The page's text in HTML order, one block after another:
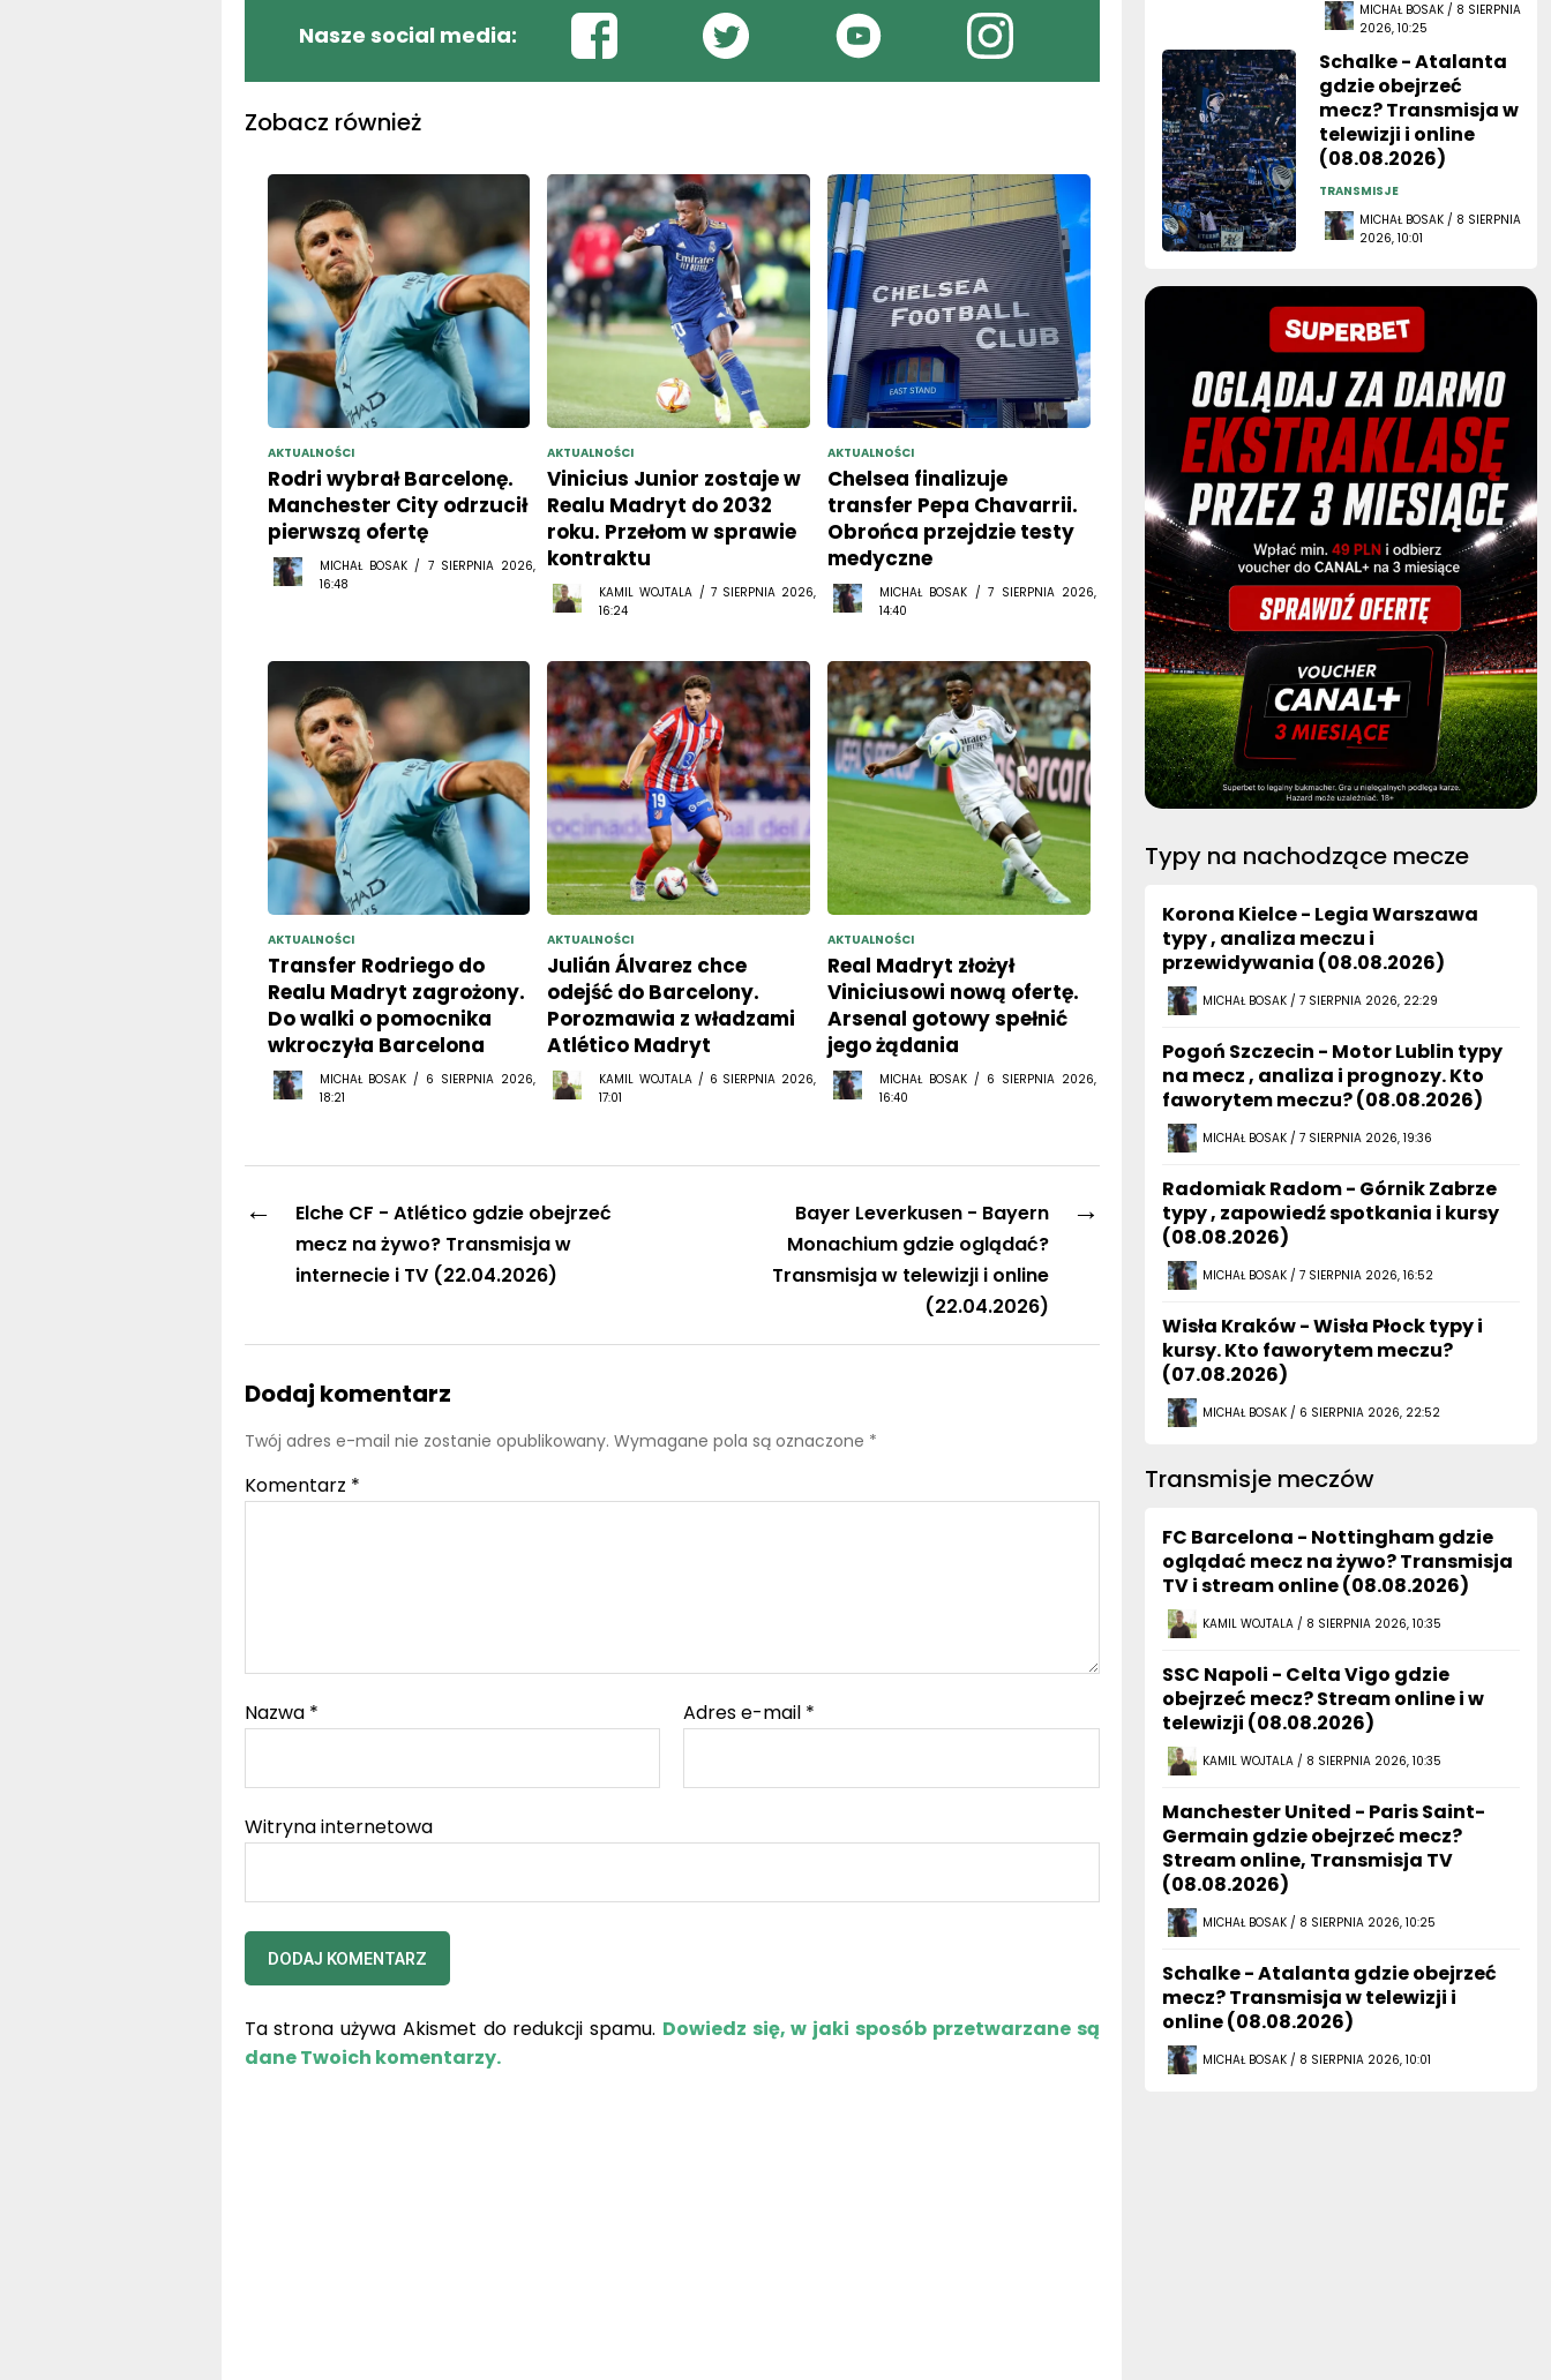
Nasze social media:
Zobacz również
AKTUALNOŚCI
Rodri wybrał Barcelonę.
Manchester City odrzucił
pierwszą ofertę
MICHAŁ BOSAK / 7 SIERPNIA 2026,
16:48
AKTUALNOŚCI
Vinicius Junior zostaje w
Realu Madryt do 2032
roku. Przełom w sprawie
kontraktu
KAMIL WOJTALA / 7 SIERPNIA 2026,
16:24
AKTUALNOŚCI
Chelsea finalizuje
transfer Pepa Chavarrii.
Obrońca przejdzie testy
medyczne
MICHAŁ BOSAK / 7 SIERPNIA 2026,
14:40
AKTUALNOŚCI
Transfer Rodriego do
Realu Madryt zagrożony.
Do walki o pomocnika
wkroczyła Barcelona
MICHAŁ BOSAK / 6 SIERPNIA 2026,
18:21
AKTUALNOŚCI
Julián Álvarez chce
odejść do Barcelony.
Porozmawia z władzami
Atlético Madryt
KAMIL WOJTALA / 6 SIERPNIA 2026,
17:01
AKTUALNOŚCI
Real Madryt złożył
Viniciusowi nową ofertę.
Arsenal gotowy spełnić
jego żądania
MICHAŁ BOSAK / 6 SIERPNIA 2026,
16:40
←
Elche CF - Atlético gdzie obejrzeć
mecz na żywo? Transmisja w
internecie i TV (22.04.2026)
→
Bayer Leverkusen - Bayern
Monachium gdzie oglądać?
Transmisja w telewizji i online
(22.04.2026)
Dodaj komentarz
Twój adres e-mail nie zostanie opublikowany. Wymagane pola są oznaczone *
Komentarz *
Nazwa * Adres e-mail *
Witryna internetowa
Ta strona używa Akismet do redukcji spamu. Dowiedz się, w jaki sposób przetwarzane są
dane Twoich komentarzy.
MICHAŁ BOSAK / 8 SIERPNIA
2026, 10:25
Schalke - Atalanta
gdzie obejrzeć
mecz? Transmisja w
telewizji i online
(08.08.2026)
TRANSMISJE
MICHAŁ BOSAK / 8 SIERPNIA
2026, 10:01
Typy na nachodzące mecze
Korona Kielce - Legia Warszawa
typy , analiza meczu i
przewidywania (08.08.2026)
MICHAŁ BOSAK / 7 SIERPNIA 2026, 22:29
Pogoń Szczecin - Motor Lublin typy
na mecz , analiza i prognozy. Kto
faworytem meczu? (08.08.2026)
MICHAŁ BOSAK / 7 SIERPNIA 2026, 19:36
Radomiak Radom - Górnik Zabrze
typy , zapowiedź spotkania i kursy
(08.08.2026)
MICHAŁ BOSAK / 7 SIERPNIA 2026, 16:52
Wisła Kraków - Wisła Płock typy i
kursy. Kto faworytem meczu?
(07.08.2026)
MICHAŁ BOSAK / 6 SIERPNIA 2026, 22:52
Transmisje meczów
FC Barcelona - Nottingham gdzie
oglądać mecz na żywo? Transmisja
TV i stream online (08.08.2026)
KAMIL WOJTALA / 8 SIERPNIA 2026, 10:35
SSC Napoli - Celta Vigo gdzie
obejrzeć mecz? Stream online i w
telewizji (08.08.2026)
KAMIL WOJTALA / 8 SIERPNIA 2026, 10:35
Manchester United - Paris Saint-
Germain gdzie obejrzeć mecz?
Stream online, Transmisja TV
(08.08.2026)
MICHAŁ BOSAK / 8 SIERPNIA 2026, 10:25
Schalke - Atalanta gdzie obejrzeć
mecz? Transmisja w telewizji i
online (08.08.2026)
MICHAŁ BOSAK / 8 SIERPNIA 2026, 10:01